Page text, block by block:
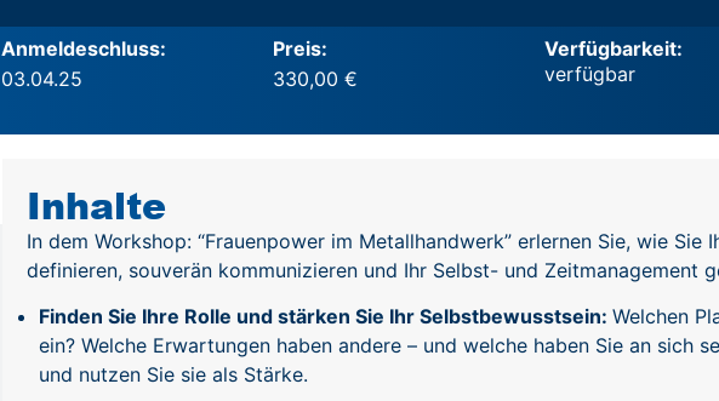
Anmeldeschluss:
03.04.25
Preis:
330,00 €
Verfügbarkeit:
Inhalte
In dem Workshop: “Frauenpower im Metallhandwerk” erlernen Sie, wie Sie
definieren, souverän kommunizieren und Ihr Selbst- und Zeitmanagement
Finden Sie Ihre Rolle und stärken Sie Ihr Selbstbewusstsein: Welchen
ein? Welche Erwartungen haben andere – und welche haben Sie an sich
und nutzen Sie sie als Stärke.